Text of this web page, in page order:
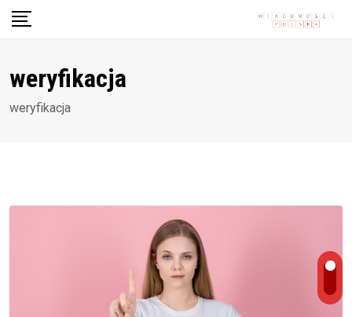
Skip
weryfikacja
weryfikacja